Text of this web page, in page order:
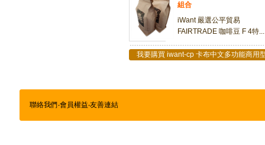
組合
iWant 嚴選公平貿易
FAIRTRADE 咖啡豆 F 4特...
我要購買 iwant-cp 卡布中文多功能商用
聯絡我們 ‧會員權益‧友善連結